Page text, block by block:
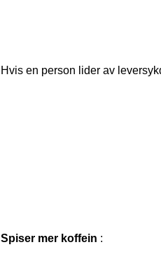
Hvis en person lider av
Spiser mer koffein :